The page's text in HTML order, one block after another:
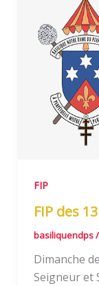
FIP
FIP des
basiliquendps/
Dimanche
Seigneur et